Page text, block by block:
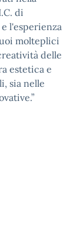
di
l'esperienza
molteplici
delle
estetica e
sia nelle